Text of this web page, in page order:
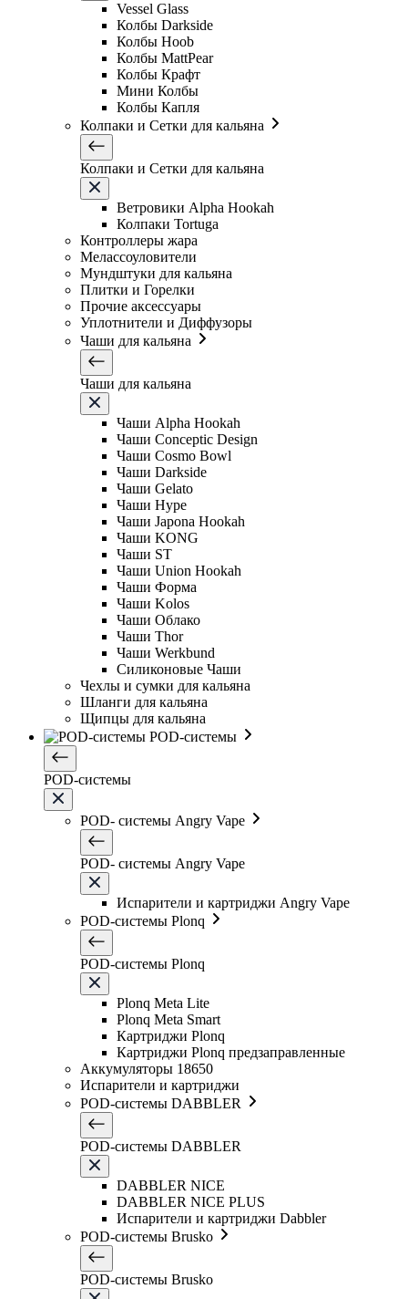
Vessel Glass
Колбы Darkside
Колбы Hoob
Колбы MattPear
Колбы Крафт
Мини Колбы
Колбы Капля
Колпаки и Сетки для кальяна
Колпаки и Сетки для кальяна
Ветровики Alpha Hookah
Колпаки Tortuga
Контроллеры жара
Мелассоуловители
Мундштуки для кальяна
Плитки и Горелки
Прочие аксессуары
Уплотнители и Диффузоры
Чаши для кальяна
Чаши для кальяна
Чаши Alpha Hookah
Чаши Conceptic Design
Чаши Cosmo Bowl
Чаши Darkside
Чаши Gelato
Чаши Hype
Чаши Japona Hookah
Чаши KONG
Чаши ST
Чаши Union Hookah
Чаши Форма
Чаши Kolos
Чаши Облако
Чаши Thor
Чаши Werkbund
Силиконовые Чаши
Чехлы и сумки для кальяна
Шланги для кальяна
Щипцы для кальяна
POD-системы
POD-системы
POD- системы Angry Vape
POD- системы Angry Vape
Испарители и картриджи Angry Vape
POD-системы Plonq
POD-системы Plonq
Plonq Meta Lite
Plonq Meta Smart
Картриджи Plonq
Картриджи Plonq предзаправленные
Аккумуляторы 18650
Испарители и картриджи
POD-системы DABBLER
POD-системы DABBLER
DABBLER NICE
DABBLER NICE PLUS
Испарители и картриджи Dabbler
POD-системы Brusko
POD-системы Brusko